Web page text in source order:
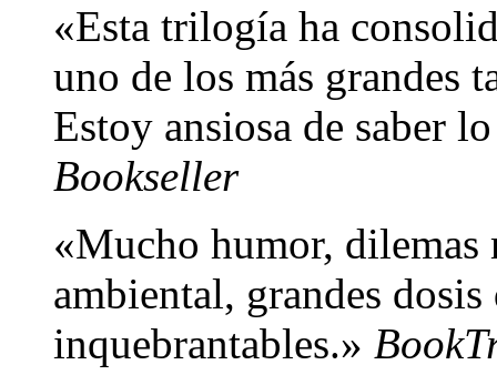
«Esta trilogía ha
uno de los más grandes
Estoy ansiosa de saber
Bookseller
«Mucho humor, dilemas
ambiental, grandes
inquebrantables.»